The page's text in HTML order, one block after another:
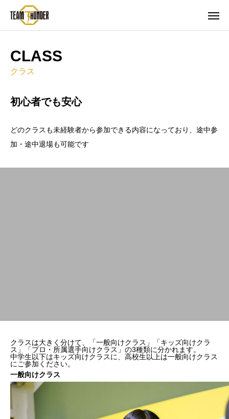
CLASS
クラス
初心者でも安心
どのクラスも未経験者から参加できる内容になっており、途中参
加・途中退場も可能です
クラスは大きく分けて、「一般向けクラス」「キッズ向けクラ
ス」「プロ・所属選手向けクラス」の3種類に分かれます。
中学生以下はキッズ向けクラスに、高校生以上は一般向けクラス
にご参加ください。
一般向けクラス